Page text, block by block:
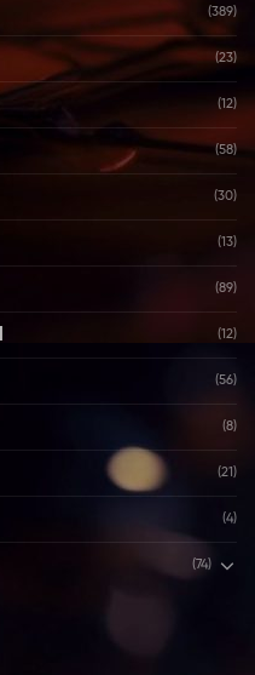
(389)
(23)
(12)
(58)
(30)
(13)
(89)
(12)
(56)
(8)
(21)
(4)
(74)